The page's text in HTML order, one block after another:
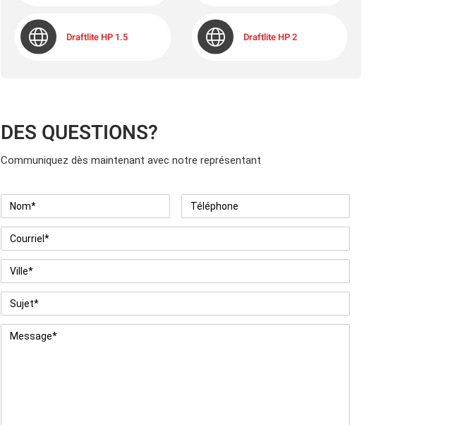
Draftlite HP 1.5 Draftlite HP 2
DES QUESTIONS?
Communiquez dès maintenant avec notre représentant
Nom * Téléphone
Courriel *
Ville *
Sujet *
Message *